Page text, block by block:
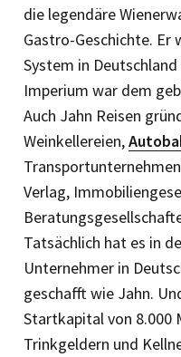
die legendäre
Gastro-Geschichte. Er
System in
Imperium war dem
Auch Jahn Reisen
Weinkellereien,
Verlag,
Tatsächlich hat es in
Unternehmer in
geschafft wie Jahn.
Startkapital von 8.000
Trinkgeldern und